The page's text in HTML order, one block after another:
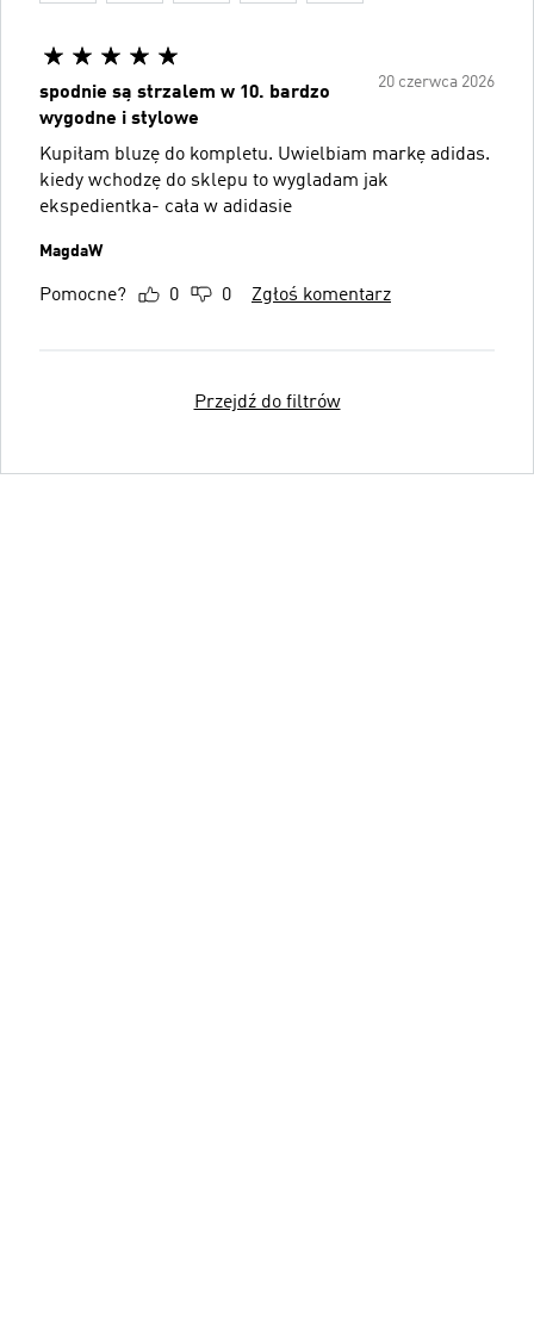
20 czerwca 2026
spodnie są strzalem w 10. bardzo
wygodne i stylowe
Kupiłam bluzę do kompletu. Uwielbiam markę adidas.
kiedy wchodzę do sklepu to wygladam jak
ekspedientka- cała w adidasie
MagdaW
Pomocne? 0 0 Zgłoś komentarz
Przejdź do filtrów